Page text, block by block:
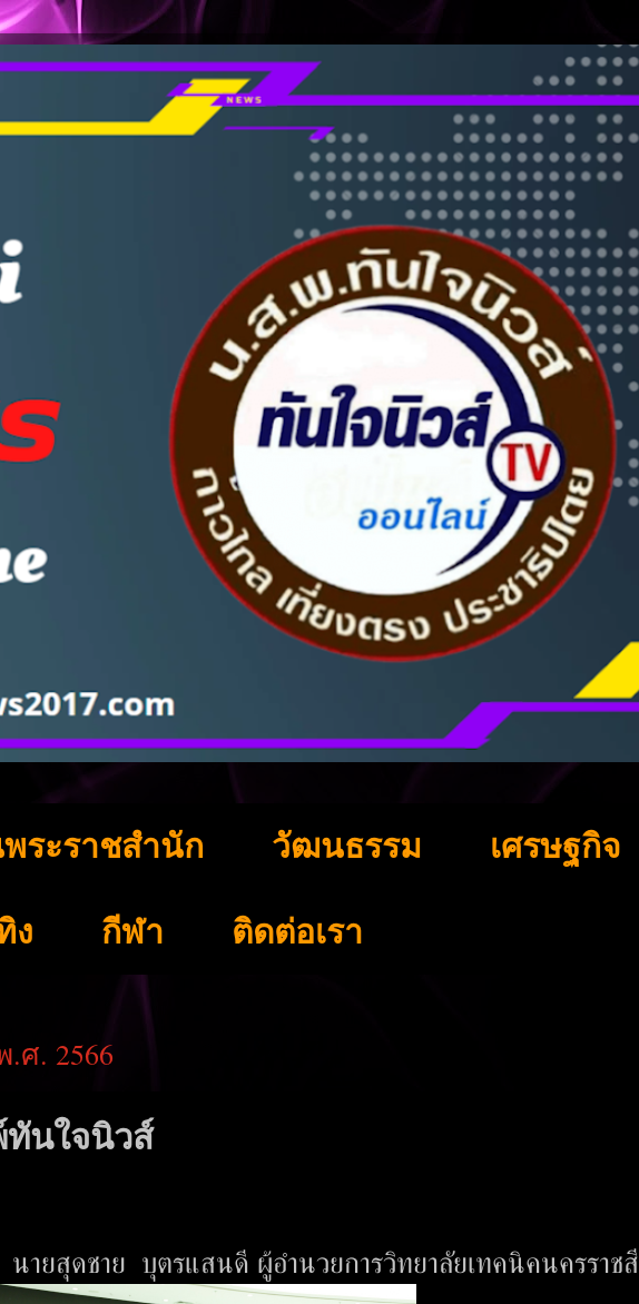
ระราชสำนัก วัฒนธรรม เศรษฐกิจ
ง กีฬา ติดต่อเรา
ศ. 2566
นใจนิวส์
ยสุดชาย บุตรแสนดี ผู้อำนวยการวิทยาลัยเทคนิคนครราช